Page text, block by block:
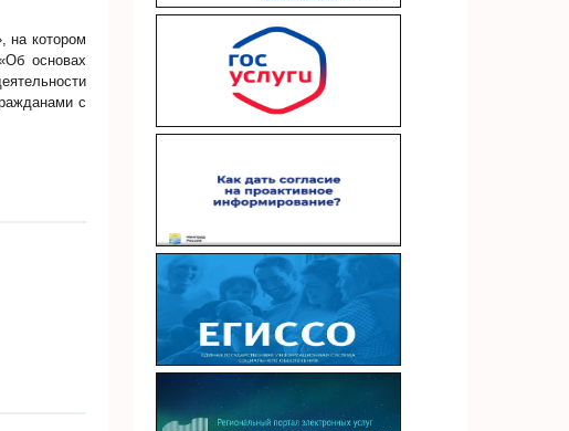
на котором
основах
с